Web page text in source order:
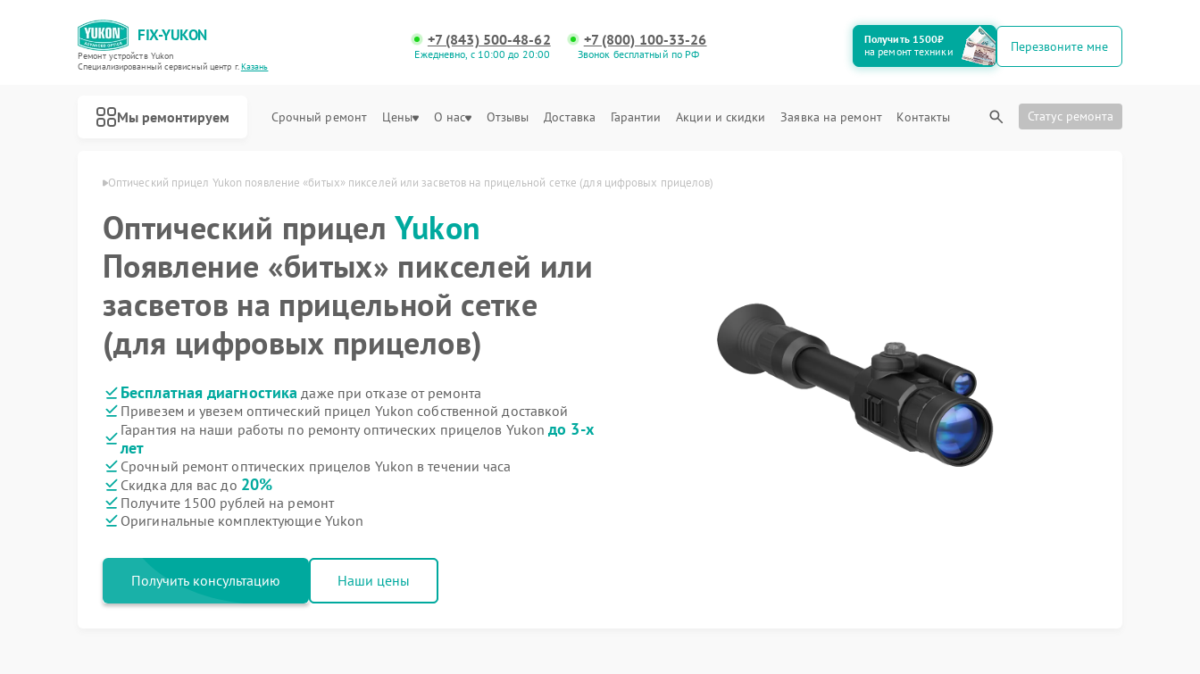
FIX-YUKON
Ремонт устройств Yukon
Специализированный cервисный центр г.Казань
+7 (843) 500-48-62
Ежедневно, с 10:00 до 20:00
+7 (800) 100-33-26
Звонок бесплатный по РФ
Получить 1500₽
на ремонт техники
Перезвоните мне
Мы ремонтируем Срочный ремонт Цены О нас Отзывы Доставка Гарантии Акции и скидки Заявка на ремонт Контакты Статус ремонта
Оптический прицел Yukon появление «битых» пикселей или засветов на прицельной сетке (для цифровых прицелов)
Оптический прицелYukon
Появление «битых» пикселей или
засветов на прицельной сетке
(для цифровых прицелов)
Бесплатная диагностика даже при отказе от ремонта
Привезем и увезем оптический прицел Yukon собственной доставкой
Гарантия на наши работы по ремонту оптических прицелов Yukonдо 3-х
лет
Срочный ремонт оптических прицелов Yukon в течении часа
Скидка для вас до 20%
Получите 1500 рублей на ремонт
Оригинальные комплектующие Yukon
Получить консультацию Наши цены